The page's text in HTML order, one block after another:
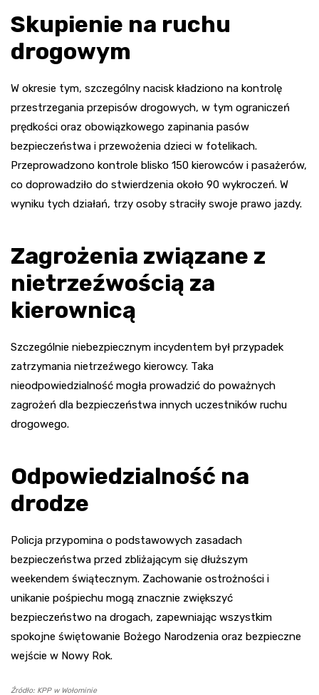
Skupienie na ruchu
drogowym
W okresie tym, szczególny nacisk kładziono na kontrolę
przestrzegania przepisów drogowych, w tym ograniczeń
prędkości oraz obowiązkowego zapinania pasów
bezpieczeństwa i przewożenia dzieci w fotelikach.
Przeprowadzono kontrole blisko 150 kierowców i pasażerów,
co doprowadziło do stwierdzenia około 90 wykroczeń. W
wyniku tych działań, trzy osoby straciły swoje prawo jazdy.
Zagrożenia związane z
nietrzeźwością za
kierownicą
Szczególnie niebezpiecznym incydentem był przypadek
zatrzymania nietrzeźwego kierowcy. Taka
nieodpowiedzialność mogła prowadzić do poważnych
zagrożeń dla bezpieczeństwa innych uczestników ruchu
drogowego.
Odpowiedzialność na
drodze
Policja przypomina o podstawowych zasadach
bezpieczeństwa przed zbliżającym się dłuższym
weekendem świątecznym. Zachowanie ostrożności i
unikanie pośpiechu mogą znacznie zwiększyć
bezpieczeństwo na drogach, zapewniając wszystkim
spokojne świętowanie Bożego Narodzenia oraz bezpieczne
wejście w Nowy Rok.
Źródło: KPP w Wołominie